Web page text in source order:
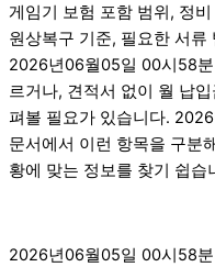
게임기 보험 포함 범위, 정
원상복구 기준, 필요한 서
2026년06월05일 00시58
르거나, 견적서 없이 월 납
펴볼 필요가 있습니다.
문서에서 이런 항목을 구분
황에 맞는 정보를 찾기 쉽
2026년06월05일 00시58